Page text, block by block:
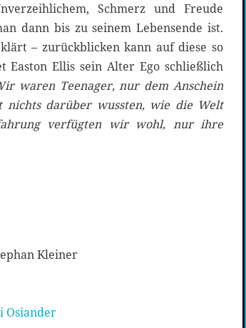
Schmerz und Freude
dann bis zu seinem Lebensende ist.
– zurückblicken kann auf diese so
Easton Ellis sein Alter Ego schließlich
waren Teenager, nur dem Anschein
darüber wussten, wie die Welt
verfügten wir wohl, nur ihre
Kleiner
Osiander